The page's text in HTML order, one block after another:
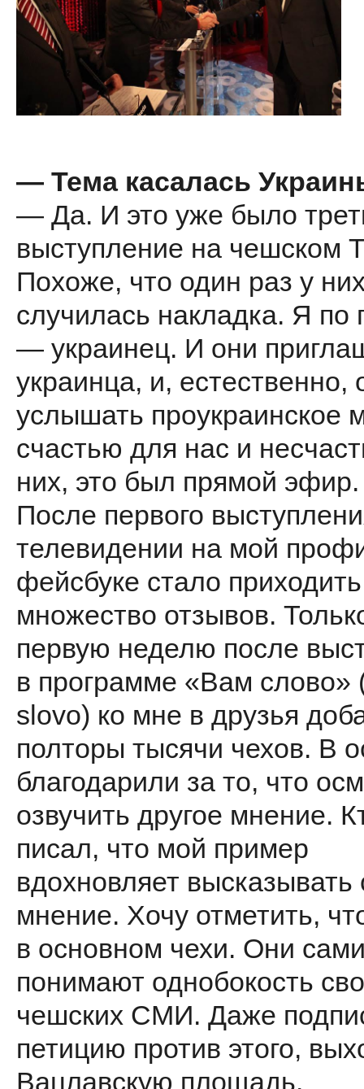
— Тема касалась
— Да. И это уже было
выступление на чешском
Похоже, что один раз у
случилась накладка. Я по
— украинец. И они
украинца, и, естественно,
услышать проукраинское
счастью для нас и
них, это был прямой эфир.
После первого
телевидении на мой
фейсбуке стало приходить
множество отзывов.
первую неделю после
в программе «Вам слово»
slovo) ко мне в друзья
полторы тысячи чехов. В
благодарили за то, что
озвучить другое мнение.
писал, что мой пример
вдохновляет высказывать
мнение. Хочу отметить,
в основном чехи. Они
понимают однобокость
чешских СМИ. Даже
петицию против этого,
Вацлавскую площадь.